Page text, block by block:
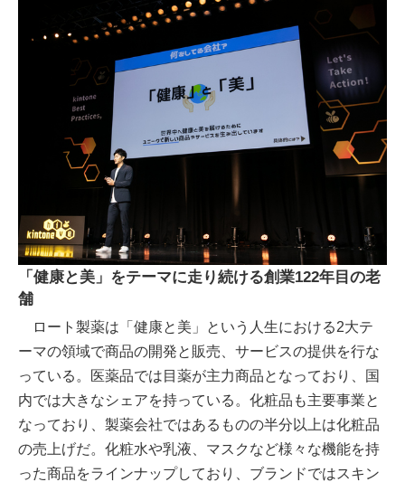
「健康と美」をテーマに走り続ける創業122年目の老
舗
ロート製薬は「健康と美」という人生における2大テ
ーマの領域で商品の開発と販売、サービスの提供を行な
っている。医薬品では目薬が主力商品となっており、国
内では大きなシェアを持っている。化粧品も主要事業と
なっており、製薬会社ではあるものの半分以上は化粧品
の売上げだ。化粧水や乳液、マスクなど様々な機能を持
った商品をラインナップしており、ブランドではスキン